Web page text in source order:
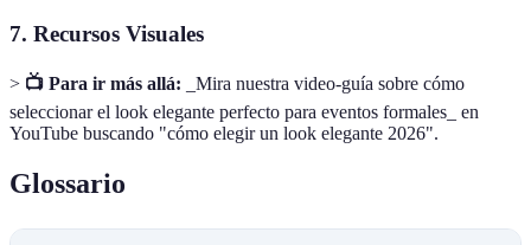
7. Recursos Visuales
> 📺 Para ir más allá: _Mira nuestra video-guía sobre cómo
seleccionar el look elegante perfecto para eventos formales_ en
YouTube buscando "cómo elegir un look elegante 2026".
Glossario